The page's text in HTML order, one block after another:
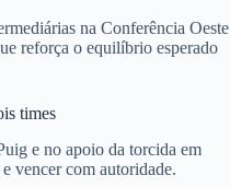
na Conferência Oeste
reforça o equilíbrio esperado
times
e no apoio da torcida em
vencer com autoridade.